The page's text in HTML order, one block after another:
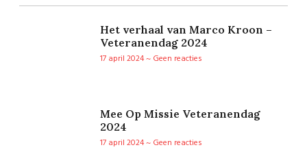
Het verhaal van Marco Kroon –
Veteranendag 2024
17 april 2024
Geen reacties
Mee Op Missie Veteranendag
2024
17 april 2024
Geen reacties